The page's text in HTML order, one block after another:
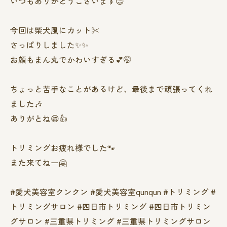
今回は柴犬風にカット✂️
さっぱりしました✨✨
お顔もまん丸でかわいすぎる💕🤭
ちょっと苦手なことがあるけど、最後まで頑張ってくれ
ました🎶
ありがとね😁👍
トリミングお疲れ様でした🐾
また来てねー🤗
#愛犬美容室クンクン #愛犬美容室qunqun #トリミング #
トリミングサロン #四日市トリミング #四日市トリミン
グサロン #三重県トリミング #三重県トリミングサロン